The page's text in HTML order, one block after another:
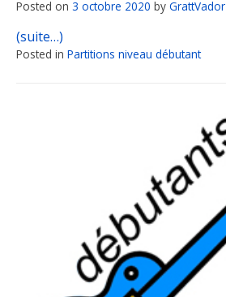
Posted on 3 octobre 2020 by GrattVador
(suite…)
Posted in Partitions niveau débutant